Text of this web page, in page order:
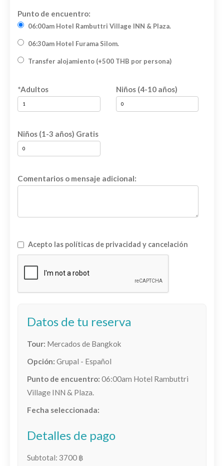
Punto de encuentro:
06:00am Hotel Rambuttri Village INN & Plaza.
06:30am Hotel Furama Silom.
Transfer alojamiento (+500 THB por persona)
*Adultos Niños (4-10 años)
Niños (1-3 años) Gratis
Comentarios o mensaje adicional:
Acepto las políticas de privacidad y cancelación
Datos de tu reserva
Tour: Mercados de Bangkok
Opción: Grupal - Español
Punto de encuentro: 06:00am Hotel Rambuttri
Village INN & Plaza.
Fecha seleccionada:
Detalles de pago
Subtotal: 3700 ฿